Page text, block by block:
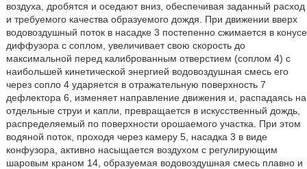
воздуха, дробятся и оседают вниз, обеспечивая заданный расход
и требуемого качества образуемого дождя. При движении вверх
водовоздушный поток в насадке 3 постепенно сжимается в конусе
диффузора с соплом, увеличивает свою скорость до
максимальной перед калиброванным отверстием (соплом 4) с
наибольшей кинетической энергией водовоздушная смесь его
через сопло 4 ударяется в отражательную поверхность 7
дефлектора 6, изменяет направление движения и, распадаясь на
отдельные струи и капли, превращается в искусственный дождь,
распределяемый по поверхности орошаемого участка. При этом
водяной поток, проходя через камеру 5, насадка 3 в виде
конфузора, активно насыщается воздухом с регулирующим
шаровым краном 14, образуемая водовоздушная смесь плавно и